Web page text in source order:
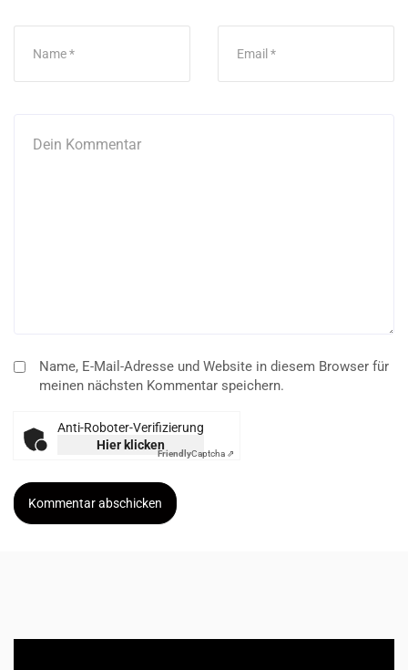
Name, E-Mail-Adresse und Website in diesem Browser für
meinen nächsten Kommentar speichern.
Anti-Roboter-Verifizierung
Hier klicken
FriendlyCaptcha ⇗